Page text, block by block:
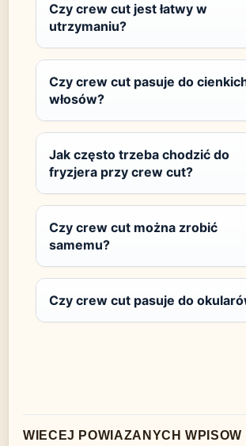
Czy crew cut jest łatwy w
utrzymaniu?
Czy crew cut pasuje do
włosów?
Jak często trzeba chodzić do
fryzjera przy crew cut?
Czy crew cut można zrobić
samemu?
Czy crew cut pasuje do
WIECEJ POWIAZANYCH WPISOW